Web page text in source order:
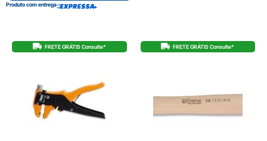
Produto com entrega
FRETE GRÁTIS Consulte* FRETE GRÁTIS Consulte*